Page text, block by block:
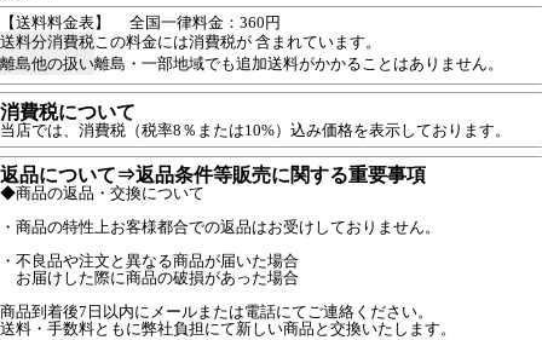
【送料料金表】
全国一律料金：360円
送料分消費税この料金には消費税が 含まれています。
離島他の扱い離島・一部地域でも追加送料がかかることはありません。
消費税について
当店では、消費税（税率8％または10%）込み価格を表示しております。
返品について⇒返品条件等販売に関する重要事項
◆商品の返品・交換について
・商品の特性上お客様都合での返品はお受けしておりません。
・不良品や注文と異なる商品が届いた場合
お届けした際に商品の破損があった場合
商品到着後7日以内にメールまたは電話にてご連絡ください。
送料・手数料ともに弊社負担にて新しい商品と交換いたします。